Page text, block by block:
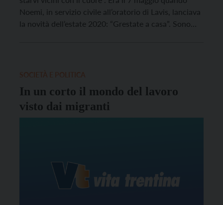
Noemi, in servizio civile all’oratorio di Lavis, lanciava
la novità dell’estate 2020: “Grestate a casa”. Sono
In un corto il mondo del lavoro
visto dai migranti